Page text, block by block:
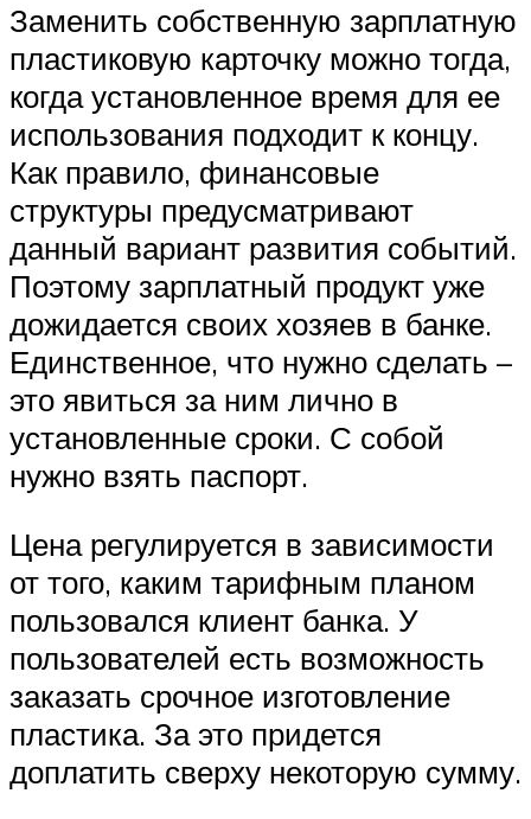
Заменить собственную зарплатную
пластиковую карточку можно тогда,
когда установленное время для ее
использования подходит к концу.
Как правило, финансовые
структуры предусматривают
данный вариант развития событий.
Поэтому зарплатный продукт уже
дожидается своих хозяев в банке.
Единственное, что нужно сделать –
это явиться за ним лично в
установленные сроки. С собой
нужно взять паспорт.
Цена регулируется в зависимости
от того, каким тарифным планом
пользовался клиент банка. У
пользователей есть возможность
заказать срочное изготовление
пластика. За это придется
доплатить сверху некоторую сумму.